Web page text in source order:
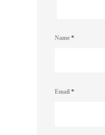
Name *
Email *